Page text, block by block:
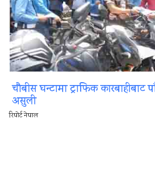
चौबीस घन्टामा ट्राफिक
असुली
रिपोर्ट नेपाल